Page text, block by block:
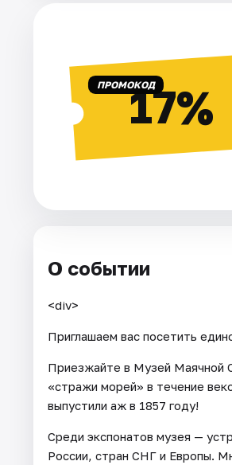
Рейтинги ПРОМОКОД17%
О событии
<div>
Приглашаем вас посетить
Приезжайте в Музей Маячной
«стражи морей» в течение
выпустили аж в 1857 году!
Среди экспонатов музея —
России, стран СНГ и Европы.